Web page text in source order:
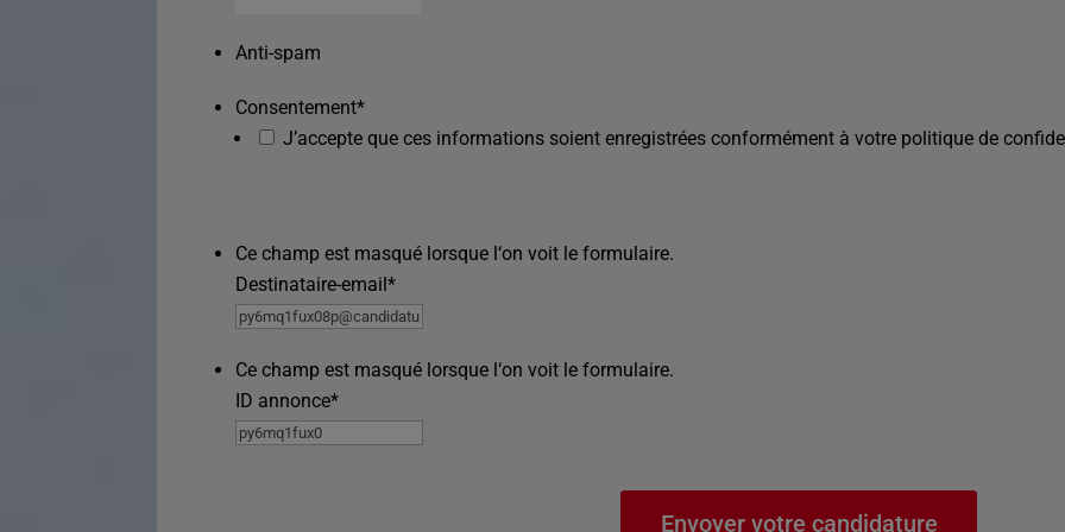
Anti-spam
Consentement*
J’accepte que ces informations soient enregistrées conformément à votre politique de
Ce champ est masqué lorsque l‘on voit le formulaire.
Destinataire-email*
Ce champ est masqué lorsque l‘on voit le formulaire.
ID annonce*